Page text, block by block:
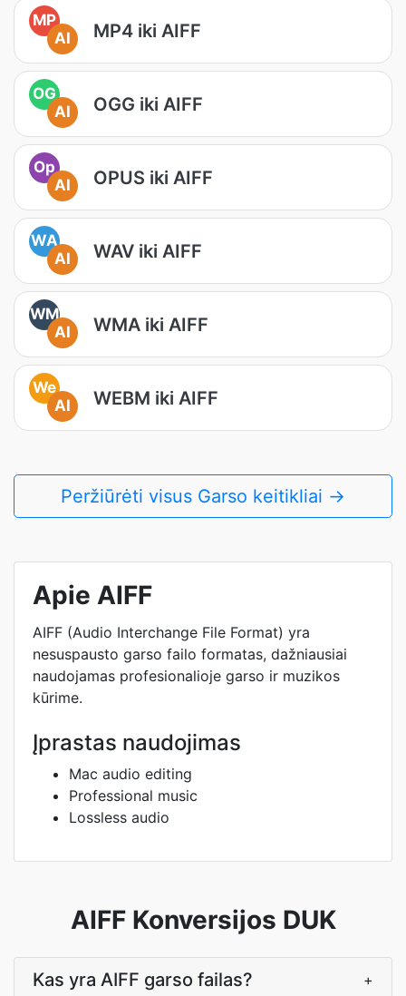
MP
AI
MP4 iki AIFF
OG
AI
OGG iki AIFF
Op
AI
OPUS iki AIFF
WA
AI
WAV iki AIFF
WM
AI
WMA iki AIFF
We
AI
WEBM iki AIFF
Peržiūrėti visus Garso keitikliai →
Apie AIFF
AIFF (Audio Interchange File Format) yra
nesuspausto garso failo formatas, dažniausiai
naudojamas profesionalioje garso ir muzikos
kūrime.
Įprastas naudojimas
Mac audio editing
Professional music
Lossless audio
AIFF Konversijos DUK
Kas yra AIFF garso failas? +